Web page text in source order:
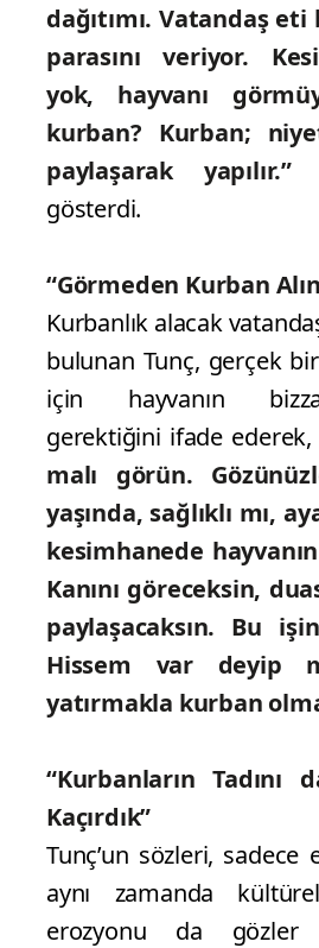
dağıtımı. Vatandaş
parasını veriyor.
yok, hayvanı
kurban? Kurban;
paylaşarak yapılır.”
gösterdi.
“Görmeden Kurban
Kurbanlık alacak
bulunan Tunç, gerçek
için hayvanın
gerektiğini ifade
malı görün.
yaşında, sağlıklı mı,
kesimhanede
Kanını göreceksin,
paylaşacaksın. Bu
Hissem var deyip
yatırmakla kurban
“Kurbanların Tadını
Kaçırdık”
Tunç’un sözleri, sadece
aynı zamanda
erozyonu da gözler